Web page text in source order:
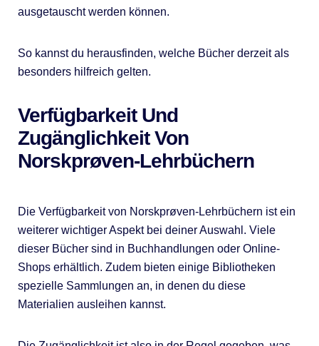
ausgetauscht werden können.
So kannst du herausfinden, welche Bücher derzeit als
besonders hilfreich gelten.
Verfügbarkeit Und
Zugänglichkeit Von
Norskprøven-Lehrbüchern
Die Verfügbarkeit von Norskprøven-Lehrbüchern ist ein
weiterer wichtiger Aspekt bei deiner Auswahl. Viele
dieser Bücher sind in Buchhandlungen oder Online-
Shops erhältlich. Zudem bieten einige Bibliotheken
spezielle Sammlungen an, in denen du diese
Materialien ausleihen kannst.